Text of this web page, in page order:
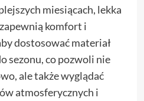
miesiącach, lekka
komfort i
dostosować materiał
sezonu, co pozwoli nie
ale także wyglądać
atmosferycznych i